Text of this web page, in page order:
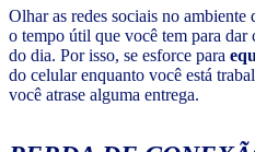
Olhar as redes sociais no
o tempo útil que você tem para dar
do dia. Por isso, se esforce para
do celular enquanto você está
você atrase alguma entrega.